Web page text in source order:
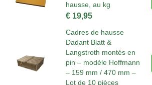
hausse, au kg
€ 19,95
Cadres de hausse
Dadant Blatt &
Langstroth montés en
pin – modèle Hoffmann
– 159 mm / 470 mm –
Lot de 10 pièces